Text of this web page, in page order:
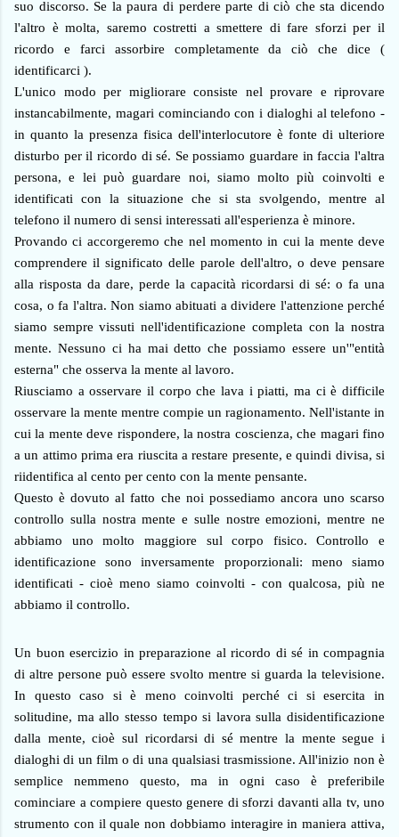
suo discorso. Se la paura di perdere parte di ciò che sta dicendo
l'altro è molta, saremo costretti a smettere di fare sforzi per il
ricordo e farci assorbire completamente da ciò che dice (
identificarci ).
L'unico modo per migliorare consiste nel provare e riprovare
instancabilmente, magari cominciando con i dialoghi al telefono -
in quanto la presenza fisica dell'interlocutore è fonte di ulteriore
disturbo per il ricordo di sé. Se possiamo guardare in faccia l'altra
persona, e lei può guardare noi, siamo molto più coinvolti e
identificati con la situazione che si sta svolgendo, mentre al
telefono il numero di sensi interessati all'esperienza è minore.
Provando ci accorgeremo che nel momento in cui la mente deve
comprendere il significato delle parole dell'altro, o deve pensare
alla risposta da dare, perde la capacità ricordarsi di sé: o fa una
cosa, o fa l'altra. Non siamo abituati a dividere l'attenzione perché
siamo sempre vissuti nell'identificazione completa con la nostra
mente. Nessuno ci ha mai detto che possiamo essere un'"entità
esterna" che osserva la mente al lavoro.
Riusciamo a osservare il corpo che lava i piatti, ma ci è difficile
osservare la mente mentre compie un ragionamento. Nell'istante in
cui la mente deve rispondere, la nostra coscienza, che magari fino
a un attimo prima era riuscita a restare presente, e quindi divisa, si
riidentifica al cento per cento con la mente pensante.
Questo è dovuto al fatto che noi possediamo ancora uno scarso
controllo sulla nostra mente e sulle nostre emozioni, mentre ne
abbiamo uno molto maggiore sul corpo fisico. Controllo e
identificazione sono inversamente proporzionali: meno siamo
identificati - cioè meno siamo coinvolti - con qualcosa, più ne
abbiamo il controllo.
Un buon esercizio in preparazione al ricordo di sé in compagnia
di altre persone può essere svolto mentre si guarda la televisione.
In questo caso si è meno coinvolti perché ci si esercita in
solitudine, ma allo stesso tempo si lavora sulla disidentificazione
dalla mente, cioè sul ricordarsi di sé mentre la mente segue i
dialoghi di un film o di una qualsiasi trasmissione. All'inizio non è
semplice nemmeno questo, ma in ogni caso è preferibile
cominciare a compiere questo genere di sforzi davanti alla tv, uno
strumento con il quale non dobbiamo interagire in maniera attiva,